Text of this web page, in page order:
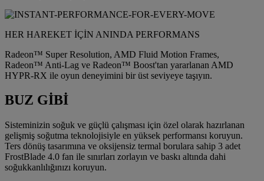
HER HAREKET İÇİN ANINDA PERFORMANS
Radeon™ Super Resolution, AMD Fluid Motion Frames,
Radeon™ Anti-Lag ve Radeon™ Boost'tan yararlanan AMD
HYPR-RX ile oyun deneyimini bir üst seviyeye taşıyın.
BUZ GİBİ
Sisteminizin soğuk ve güçlü çalışması için özel olarak hazırlanan
gelişmiş soğutma teknolojisiyle en yüksek performansı koruyun.
Ters dönüş tasarımına ve oksijensiz termal borulara sahip 3 adet
FrostBlade 4.0 fan ile sınırları zorlayın ve baskı altında dahi
soğukkanlılığınızı koruyun.